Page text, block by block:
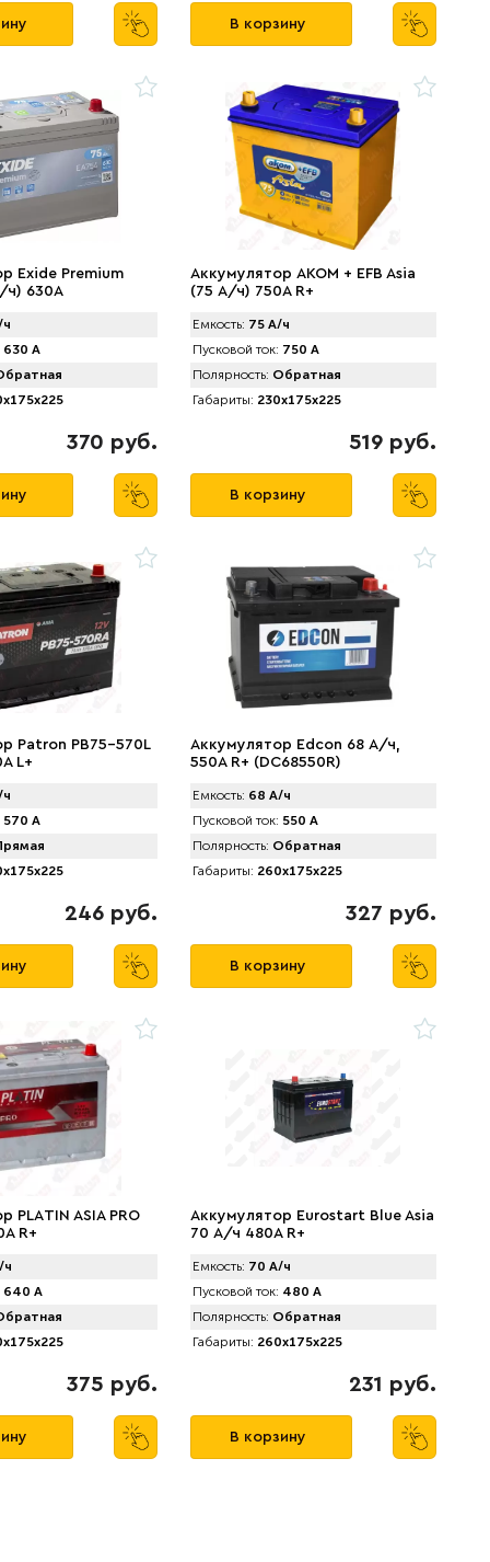
В корзину
Exide Premium
ч) 630A
630 А
370 руб.
Аккумулятор АКОМ + EFB Asia
(75 А/ч) 750А R+
Емкость: 75 А/ч
Пусковой ток: 750 А
Полярность: Обратная
Габариты: 230x175x225
519 руб.
В корзину
Patron PB75-570L
L+
570 А
246 руб.
Аккумулятор Edcon 68 А/ч,
550A R+ (DC68550R)
Емкость: 68 А/ч
Пусковой ток: 550 А
Полярность: Обратная
Габариты: 260x175x225
327 руб.
В корзину
PLАTIN ASIA PRO
R+
640 А
375 руб.
Аккумулятор Eurostart Blue Asia
70 А/ч 480A R+
Емкость: 70 А/ч
Пусковой ток: 480 А
Полярность: Обратная
Габариты: 260x175x225
231 руб.
В корзину